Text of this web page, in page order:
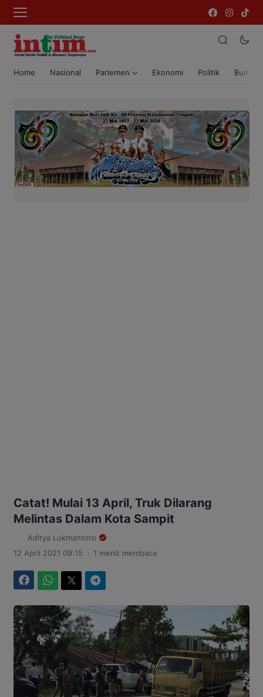
Home Nasional Parlemen Ekonomi Politik Bumi
Catat! Mulai 13 April, Truk Dilarang
Melintas Dalam Kota Sampit
Aditya Lukmantoro
12 April 2021 09:15 . 1 menit membaca